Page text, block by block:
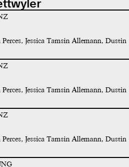
Jessica Tamsin Allemann, Dustin
Jessica Tamsin Allemann, Dustin
Jessica Tamsin Allemann, Dustin